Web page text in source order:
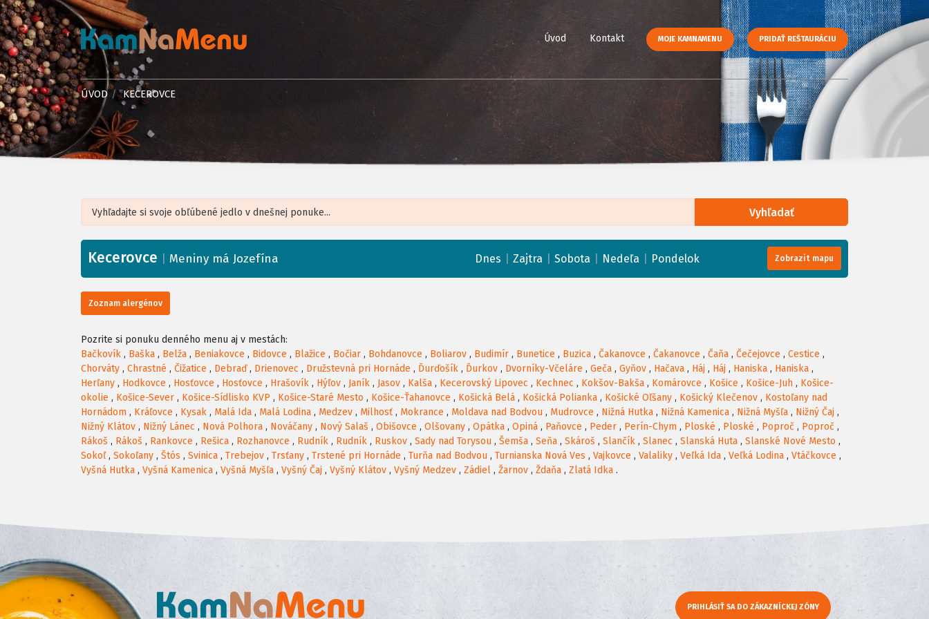
Úvod Kontakt MOJE KAMNAMENU PRIDAŤ REŠTAURÁCIU
ÚVOD KECEROVCE
Vyhľadať
+
−
Kecerovce Meniny má Jozefína Dnes Zajtra Sobota Nedeľa Pondelok Zobrazit mapu
Zoznam alergénov
Pozrite si ponuku denného menu aj v mestách:
Bačkovík , Baška , Belža , Beniakovce , Bidovce , Blažice , Bočiar , Bohdanovce , Boliarov , Budimír , Bunetice , Buzica , Čakanovce , Čakanovce , Čaňa , Čečejovce , Cestice ,
Chorváty , Chrastné , Čižatice , Debraď, Drienovec , Družstevná pri Hornáde , Ďurďošík , Ďurkov , Dvorníky-Včeláre , Geča , Gyňov , Hačava , Háj , Háj , Haniska , Haniska ,
Herľany , Hodkovce , Hosťovce , Hosťovce , Hrašovík , Hýľov , Janík , Jasov , Kalša , Kecerovský Lipovec , Kechnec , Kokšov-Bakša , Komárovce , Košice , Košice-Juh , Košice-
okolie , Košice-Sever , Košice-Sídlisko KVP , Košice-Staré Mesto , Košice-Ťahanovce , Košická Belá , Košická Polianka , Košické Oľšany , Košický Klečenov , Kostoľany nad
Hornádom , Kráľovce , Kysak , Malá Ida , Malá Lodina , Medzev , Milhosť , Mokrance , Moldava nad Bodvou , Mudrovce , Nižná Hutka , Nižná Kamenica , Nižná Myšľa , Nižný Čaj ,
Nižný Klátov , Nižný Lánec , Nová Polhora , Nováčany , Nový Salaš , Obišovce , Olšovany , Opátka , Opiná , Paňovce , Peder , Perín-Chym , Ploské , Ploské , Poproč , Poproč ,
Rákoš , Rákoš , Rankovce , Rešica , Rozhanovce , Rudník , Rudník , Ruskov , Sady nad Torysou , Šemša , Seňa , Skároš , Slančík , Slanec , Slanská Huta , Slanské Nové Mesto ,
Sokoľ, Sokoľany , Štós , Svinica , Trebejov , Trsťany , Trstené pri Hornáde , Turňa nad Bodvou , Turnianska Nová Ves , Vajkovce , Valaliky , Veľká Ida , Veľká Lodina , Vtáčkovce ,
Vyšná Hutka , Vyšná Kamenica , Vyšná Myšľa , Vyšný Čaj , Vyšný Klátov , Vyšný Medzev , Zádiel , Žarnov , Ždaňa , Zlatá Idka .
PRIHLÁSIŤ SA DO ZÁKAZNÍCKEJ ZÓNY